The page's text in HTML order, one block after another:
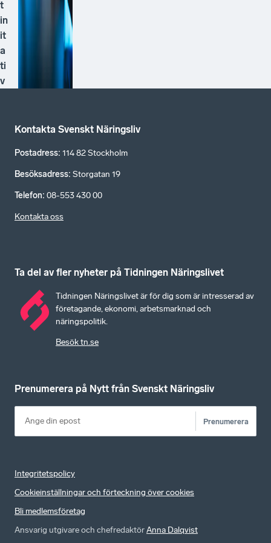
t
in
it
a
ti
v
Kontakta Svenskt Näringsliv
Postadress: 114 82 Stockholm
Besöksadress: Storgatan 19
Telefon: 08-553 430 00
Kontakta oss
Ta del av fler nyheter på Tidningen Näringslivet
Tidningen Näringslivet är för dig som är intresserad av
företagande, ekonomi, arbetsmarknad och
näringspolitik.
Besök tn.se
Prenumerera på Nytt från Svenskt Näringsliv
Prenumerera
Integritetspolicy
Cookieinställningar och förteckning över cookies
Bli medlemsföretag
Ansvarig utgivare och chefredaktörAnna Dalqvist